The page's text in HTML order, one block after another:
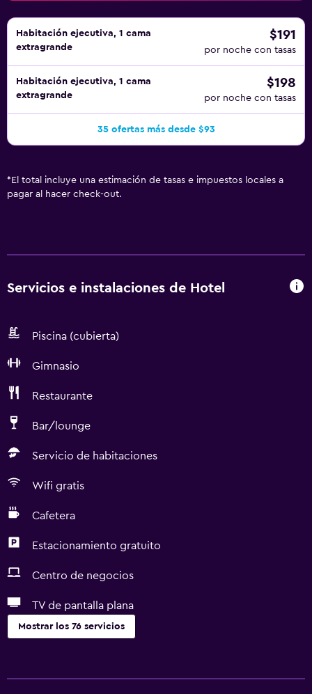
Habitación ejecutiva, 1 cama
extragrande
$191
por noche con tasas
Habitación ejecutiva, 1 cama
extragrande
$198
por noche con tasas
35 ofertas más desde $93
* El total incluye una estimación de tasas e impuestos locales a
pagar al hacer check-out.
Servicios e instalaciones de Hotel
Piscina (cubierta)
Gimnasio
Restaurante
Bar/lounge
Servicio de habitaciones
Wifi gratis
Cafetera
Estacionamiento gratuito
Centro de negocios
TV de pantalla plana
Mostrar los 76 servicios
Unidad accesible para personas en silla de ruedas